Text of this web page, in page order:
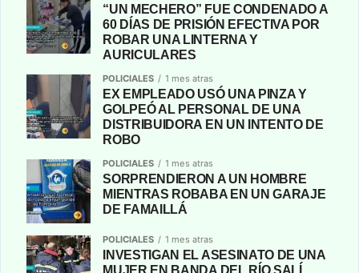
“UN MECHERO” FUE CONDENADO A
60 DÍAS DE PRISIÓN EFECTIVA POR
ROBAR UNA LINTERNA Y
AURICULARES
POLICIALES 1 mes atras
EX EMPLEADO USÓ UNA PINZA Y
GOLPEÓ AL PERSONAL DE UNA
DISTRIBUIDORA EN UN INTENTO DE
ROBO
POLICIALES 1 mes atras
SORPRENDIERON A UN HOMBRE
MIENTRAS ROBABA EN UN GARAJE
DE FAMAILLÁ
POLICIALES 1 mes atras
INVESTIGAN EL ASESINATO DE UNA
MUJER EN BANDA DEL RÍO SALÍ